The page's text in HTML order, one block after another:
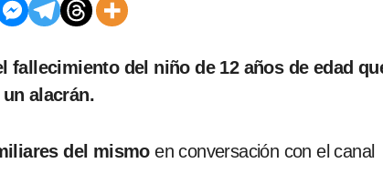
alacrán.
del mismoen conversación con el canal